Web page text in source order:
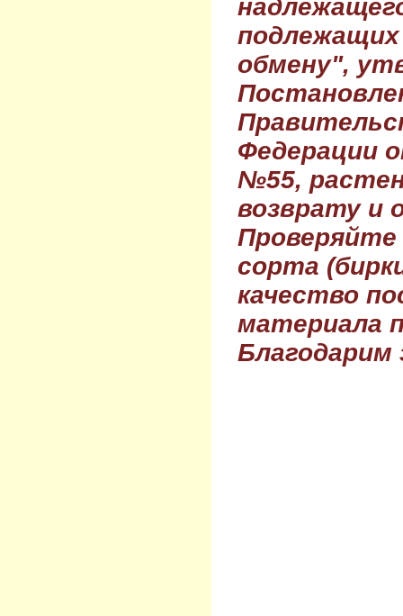
обмену",
Федерации
№55,
возврату и
Проверяйте
сорта
качество
материала
Благодарим